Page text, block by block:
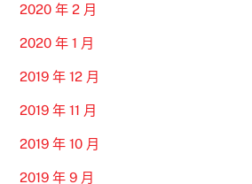
2020 年 2 月
2020 年 1 月
2019 年 12 月
2019 年 11 月
2019 年 10 月
2019 年 9 月